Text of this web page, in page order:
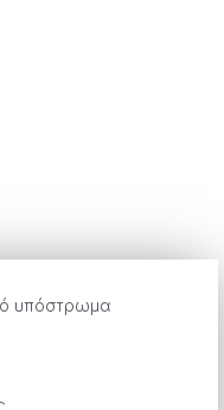
υπόστρωμα